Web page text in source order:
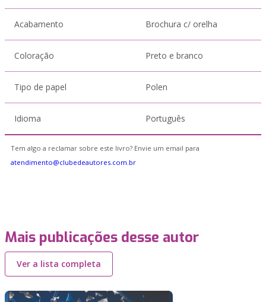
Acabamento Brochura c/ orelha
Coloração Preto e branco
Tipo de papel Polen
Idioma Português
Tem algo a reclamar sobre este livro? Envie um email para
atendimento@clubedeautores.com.br
Mais publicações desse autor
Ver a lista completa